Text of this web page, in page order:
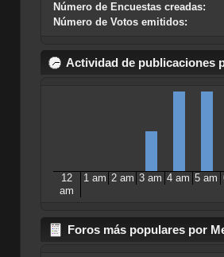
Número de Encuestas creadas:
Número de Votos emitidos:
Actividad de publicaciones
12
am
1 am 2 am 3 am 4 am 5 am
Foros más populares por